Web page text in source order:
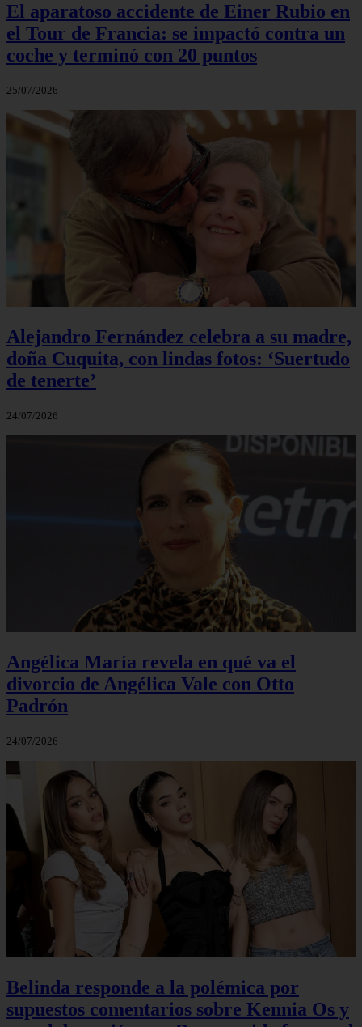
El aparatoso accidente de Einer Rubio en
el Tour de Francia: se impactó contra un
coche y terminó con 20 puntos
25/07/2026
Alejandro Fernández celebra a su madre,
doña Cuquita, con lindas fotos: ‘Suertudo
de tenerte’
24/07/2026
Angélica María revela en qué va el
divorcio de Angélica Vale con Otto
Padrón
24/07/2026
Belinda responde a la polémica por
supuestos comentarios sobre Kennia Os y